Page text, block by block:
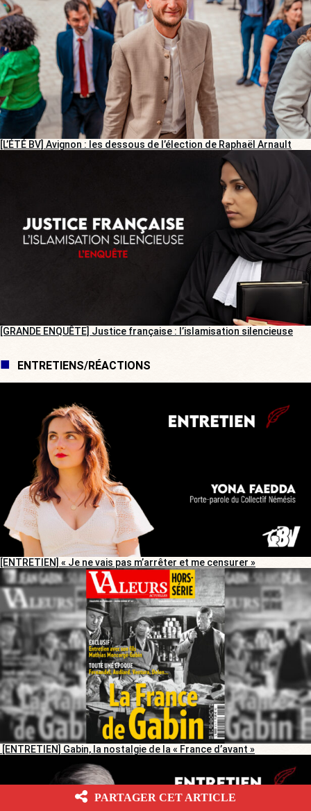
[L’ÉTÉ BV] Avignon : les dessous de l’élection de Raphaël Arnault
[GRANDE ENQUÊTE] Justice française : l’islamisation silencieuse
ENTRETIENS/RÉACTIONS
[ENTRETIEN] « Je ne vais pas m’arrêter et me censurer »
[ENTRETIEN] Gabin, la nostalgie de la « France d’avant »
PARTAGER CET ARTICLE